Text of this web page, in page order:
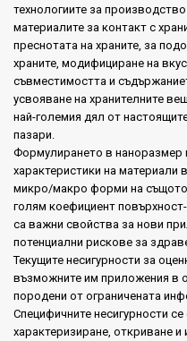
технологиите за
материалите за контакт с
преснотата на храните, за
храните, модифициране на
съвместимостта и
усвояване на хранителните
най-големия дял от
пазари.
Формулирането в наноразмер
характеристики на материали
микро/макро форми на същото
голям коефициент
са важни свойства за нови
потенциални рискове за
Текущите несигурности за
възможните им приложения в
породени от ограничената
Специфичните несигурности
характеризиране, откриване и